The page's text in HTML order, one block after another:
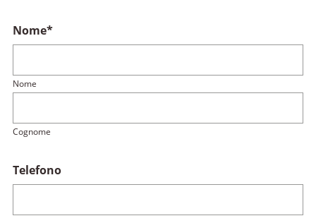
Nome*
Nome
Cognome
Telefono